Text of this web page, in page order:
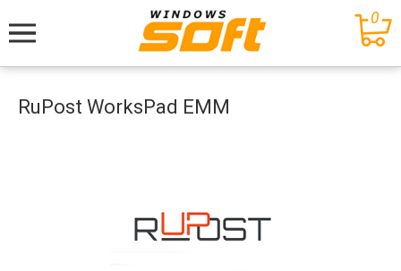
Меню
0
RuPost WorksPad EMM